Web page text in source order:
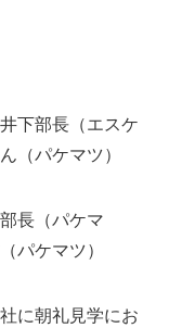
下部長（エスケ
（パケマツ）
長（パケマ
パケマツ）
に朝礼見学にお